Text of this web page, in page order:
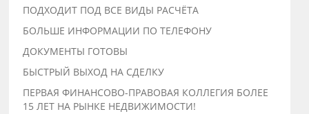
ПОДХОДИТ ПОД ВСЕ ВИДЫ РАСЧЁТА
БОЛЬШЕ ИНФОРМАЦИИ ПО ТЕЛЕФОНУ
ДОКУМЕНТЫ ГОТОВЫ
БЫСТРЫЙ ВЫХОД НА СДЕЛКУ
ПЕРВАЯ ФИНАНСОВО-ПРАВОВАЯ КОЛЛЕГИЯ БОЛЕЕ
15 ЛЕТ НА РЫНКЕ НЕДВИЖИМОСТИ!